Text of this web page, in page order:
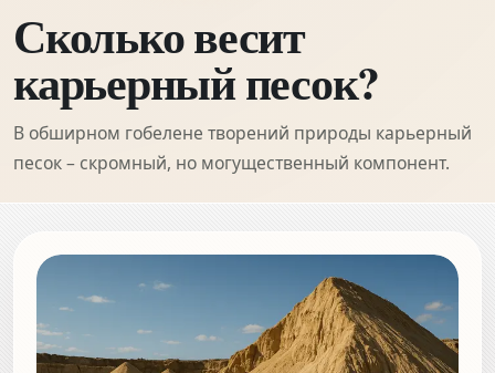
Сколько весит
карьерный песок?
В обширном гобелене творений природы карьерный
песок – скромный, но могущественный компонент.